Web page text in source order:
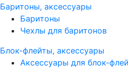
Баритоны, аксессуары
Баритоны
Чехлы для баритонов
Блок-флейты, аксессуары
Аксессуары для блок-